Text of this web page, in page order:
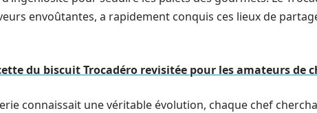
envoûtantes, a rapidement conquis ces lieux de
du biscuit Trocadéro revisitée pour les amateurs de
connaissait une véritable évolution, chaque chef